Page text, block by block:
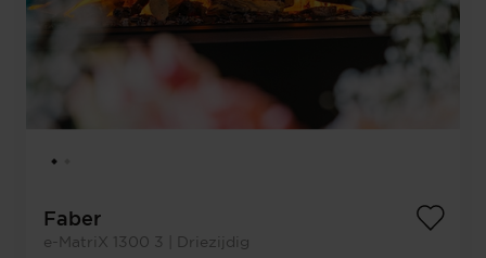
Faber
e-MatriX 1300 3 | Driezijdig